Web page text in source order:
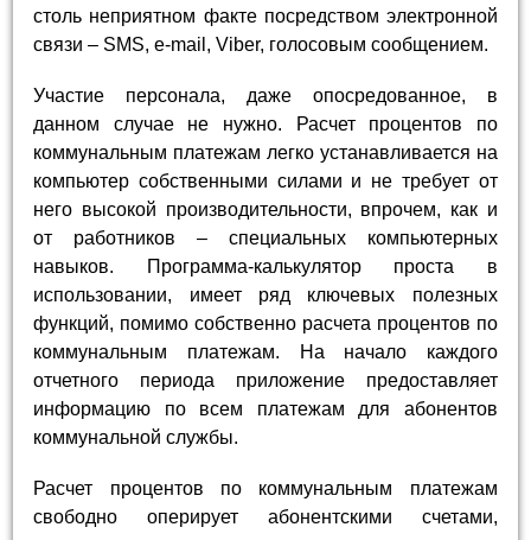
столь неприятном факте посредством электронной
связи – SMS, e-mail, Viber, голосовым сообщением.
Участие персонала, даже опосредованное, в
данном случае не нужно. Расчет процентов по
коммунальным платежам легко устанавливается на
компьютер собственными силами и не требует от
него высокой производительности, впрочем, как и
от работников – специальных компьютерных
навыков. Программа-калькулятор проста в
использовании, имеет ряд ключевых полезных
функций, помимо собственно расчета процентов по
коммунальным платежам. На начало каждого
отчетного периода приложение предоставляет
информацию по всем платежам для абонентов
коммунальной службы.
Расчет процентов по коммунальным платежам
свободно оперирует абонентскими счетами,